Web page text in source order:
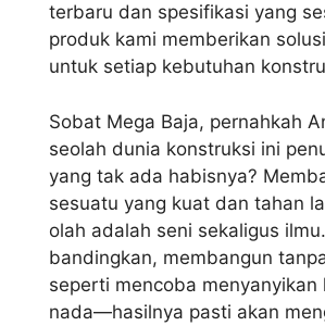
terbaru dan spesifikasi yang
produk kami memberikan
untuk setiap kebutuhan
Sobat Mega Baja, pernahkah
seolah dunia konstruksi ini
yang tak ada habisnya?
sesuatu yang kuat dan tahan
olah adalah seni sekaligus
bandingkan, membangun
seperti mencoba menyanyikan
nada—hasilnya pasti akan